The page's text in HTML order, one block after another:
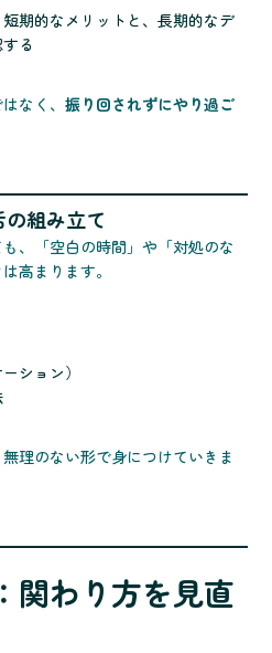
短期的なメリットと、長期的なデ
る
なく、振り回されずにやり過ご
組み立て
、「空白の時間」や「対処のな
高まります。
ション）
理のない形で身につけていきま
関わり方を見直